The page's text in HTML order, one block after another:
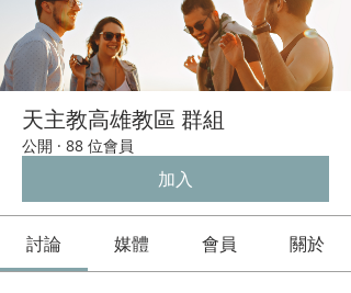
天主教高雄教區 群組
公開 · 88 位會員
加入
討論 媒體 會員 關於